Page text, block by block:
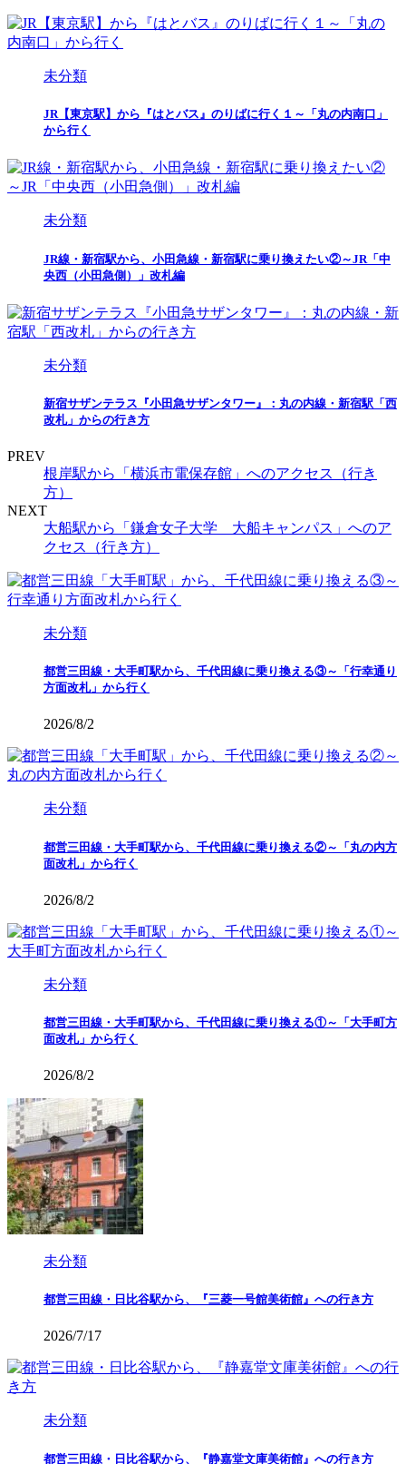
未分類
JR【東京駅】から『はとバス』のりばに行く１～「丸の内南口」
から行く
未分類
JR線・新宿駅から、小田急線・新宿駅に乗り換えたい②～JR「中
央西（小田急側）」改札編
未分類
新宿サザンテラス『小田急サザンタワー』：丸の内線・新宿駅「西
改札」からの行き方
PREV
根岸駅から「横浜市電保存館」へのアクセス（行き
方）
NEXT
大船駅から「鎌倉女子大学 大船キャンパス」へのア
クセス（行き方）
未分類
都営三田線・大手町駅から、千代田線に乗り換える③～「行幸通り
方面改札」から行く
2026/8/2
未分類
都営三田線・大手町駅から、千代田線に乗り換える②～「丸の内方
面改札」から行く
2026/8/2
未分類
都営三田線・大手町駅から、千代田線に乗り換える①～「大手町方
面改札」から行く
2026/8/2
未分類
都営三田線・日比谷駅から、『三菱一号館美術館』への行き方
2026/7/17
未分類
都営三田線・日比谷駅から、『静嘉堂文庫美術館』への行き方